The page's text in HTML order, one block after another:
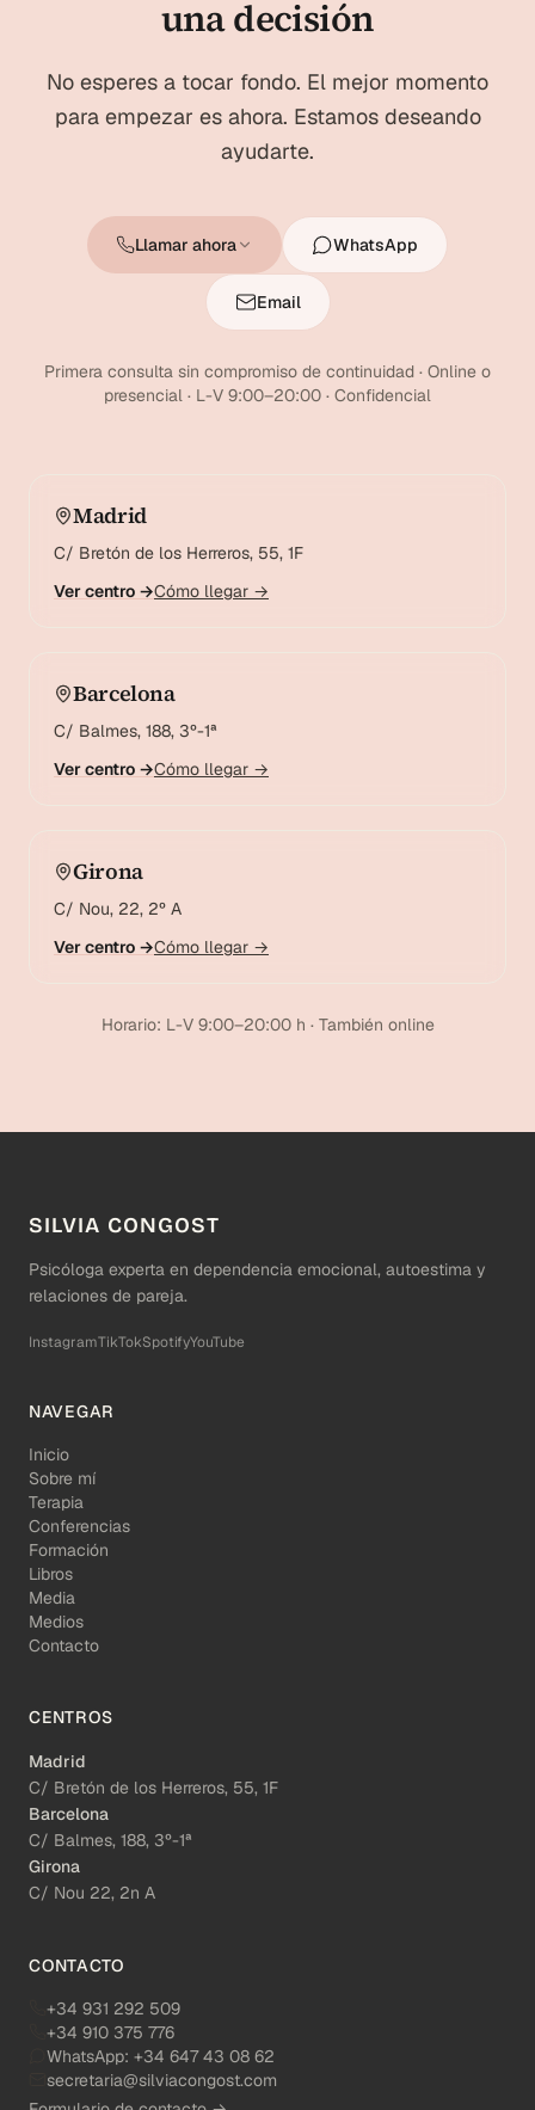
una decisión
No esperes a tocar fondo. El mejor momento
para empezar es ahora. Estamos deseando
ayudarte.
Llamar ahora WhatsApp
Email
Primera consulta sin compromiso de continuidad · Online o
presencial · L-V 9:00–20:00 · Confidencial
Madrid
C/ Bretón de los Herreros, 55, 1F
Ver centro →Cómo llegar →
Barcelona
C/ Balmes, 188, 3º-1ª
Ver centro →Cómo llegar →
Girona
C/ Nou, 22, 2º A
Ver centro →Cómo llegar →
Horario: L-V 9:00–20:00 h · También online
SILVIA CONGOST
Psicóloga experta en dependencia emocional, autoestima y
relaciones de pareja.
InstagramTikTokSpotifyYouTube
NAVEGAR
Inicio
Sobre mí
Terapia
Conferencias
Formación
Libros
Media
Medios
Contacto
CENTROS
Madrid
C/ Bretón de los Herreros, 55, 1F
Barcelona
C/ Balmes, 188, 3º-1ª
Girona
C/ Nou 22, 2n A
CONTACTO
+34 931 292 509
+34 910 375 776
WhatsApp: +34 647 43 08 62
secretaria@silviacongost.com